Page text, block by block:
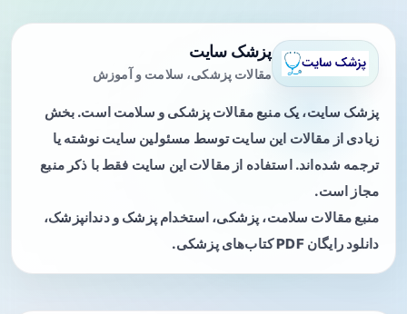
پزشک سایت
مقالات پزشکی، سلامت و آموزش
پزشک سایت، یک منبع مقالات پزشکی و سلامت است. بخش
زیادی از مقالات این سایت توسط مسئولین سایت نوشته یا
ترجمه شده‌اند. استفاده از مقالات این سایت فقط با ذکر منبع
مجاز است.
منبع مقالات سلامت، پزشکی، استخدام پزشک و دندانپزشک،
دانلود رایگان PDF کتاب‌های پزشکی.